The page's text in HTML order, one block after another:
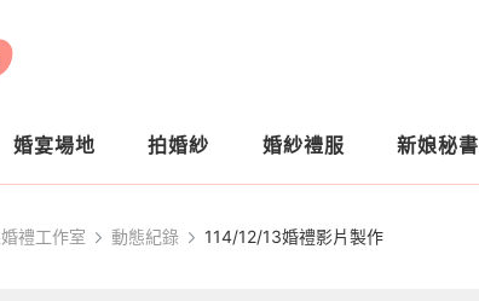
婚宴場地 拍婚紗 婚紗禮服 新娘秘書
禮工作室 動態紀錄 114/12/13婚禮影片製作